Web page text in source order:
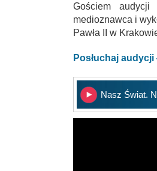
Gościem
medioznawca i
Pawła II w
Posłuchaj
Nasz Świat.